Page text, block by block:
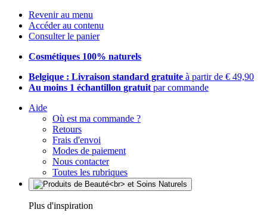
Revenir au menu
Accéder au contenu
Consulter le panier
Cosmétiques 100% naturels
Belgique : Livraison standard gratuite à partir de € 49,90
Au moins 1 échantillon gratuit par commande
Aide
Où est ma commande ?
Retours
Frais d'envoi
Modes de paiement
Nous contacter
Toutes les rubriques
Plus d'inspiration